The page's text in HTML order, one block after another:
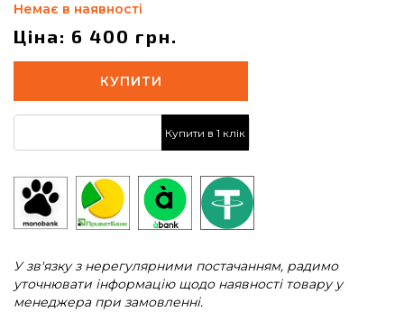
Немає в наявності
Ціна: 6 400 грн.
КУПИТИ
Купити в 1 клік
У зв'язку з нерегулярними постачанням, радимо
уточнювати інформацію щодо наявності товару у
менеджера при замовленні.